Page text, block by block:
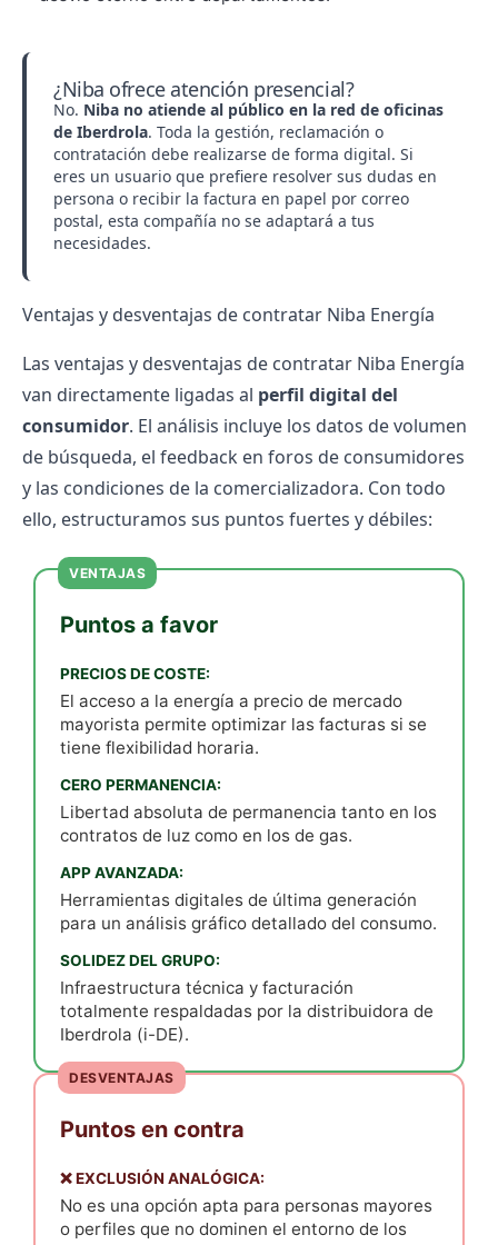
¿Niba ofrece atención presencial?
No. Niba no atiende al público en la red de oficinas
de Iberdrola. Toda la gestión, reclamación o
contratación debe realizarse de forma digital. Si
eres un usuario que prefiere resolver sus dudas en
persona o recibir la factura en papel por correo
postal, esta compañía no se adaptará a tus
necesidades.
Ventajas y desventajas de contratar Niba Energía
Las ventajas y desventajas de contratar Niba Energía
van directamente ligadas al perfil digital del
consumidor. El análisis incluye los datos de volumen
de búsqueda, el feedback en foros de consumidores
y las condiciones de la comercializadora. Con todo
ello, estructuramos sus puntos fuertes y débiles:
VENTAJAS
Puntos a favor
PRECIOS DE COSTE:
El acceso a la energía a precio de mercado
mayorista permite optimizar las facturas si se
tiene flexibilidad horaria.
CERO PERMANENCIA:
Libertad absoluta de permanencia tanto en los
contratos de luz como en los de gas.
APP AVANZADA:
Herramientas digitales de última generación
para un análisis gráfico detallado del consumo.
SOLIDEZ DEL GRUPO:
Infraestructura técnica y facturación
totalmente respaldadas por la distribuidora de
Iberdrola (i-DE).
DESVENTAJAS
Puntos en contra
❌ EXCLUSIÓN ANALÓGICA:
No es una opción apta para personas mayores
o perfiles que no dominen el entorno de los